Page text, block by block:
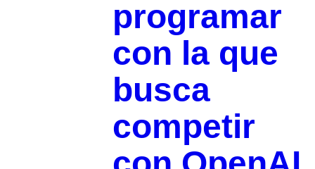
programar
con la que
busca
competir